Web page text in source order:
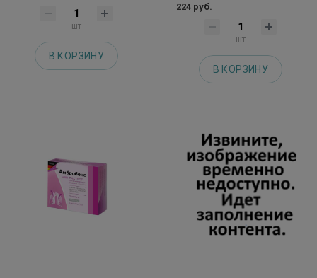
шт
В КОРЗИНУ
224 руб.
шт
В КОРЗИНУ